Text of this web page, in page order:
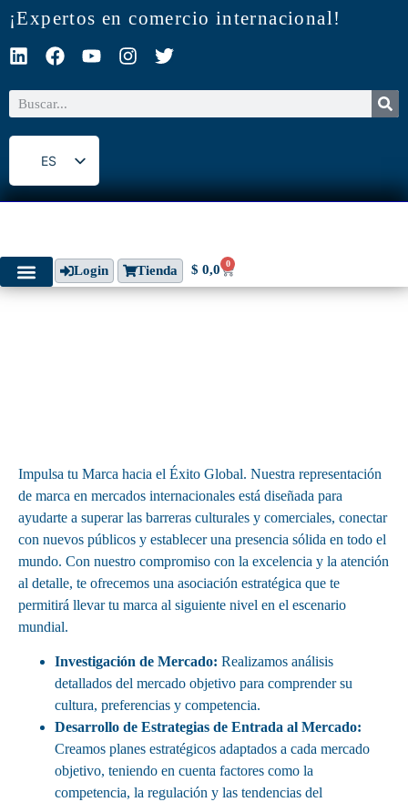
¡Expertos en comercio internacional!
ES
EN
Login Tienda $ 0,0 0
Impulsa tu Marca hacia el Éxito Global. Nuestra representación
de marca en mercados internacionales está diseñada para
ayudarte a superar las barreras culturales y comerciales, conectar
con nuevos públicos y establecer una presencia sólida en todo el
mundo. Con nuestro compromiso con la excelencia y la atención
al detalle, te ofrecemos una asociación estratégica que te
permitirá llevar tu marca al siguiente nivel en el escenario
mundial.
Investigación de Mercado: Realizamos análisis
detallados del mercado objetivo para comprender su
cultura, preferencias y competencia.
Desarrollo de Estrategias de Entrada al Mercado:
Creamos planes estratégicos adaptados a cada mercado
objetivo, teniendo en cuenta factores como la
competencia, la regulación y las tendencias del